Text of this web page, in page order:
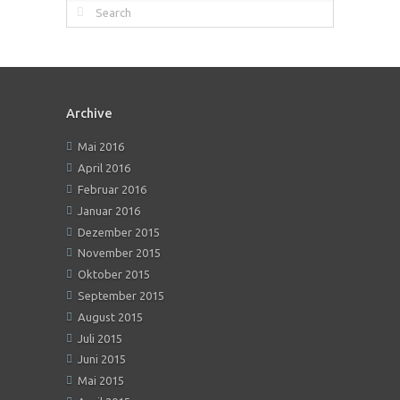
Archive
Mai 2016
April 2016
Februar 2016
Januar 2016
Dezember 2015
November 2015
Oktober 2015
September 2015
August 2015
Juli 2015
Juni 2015
Mai 2015